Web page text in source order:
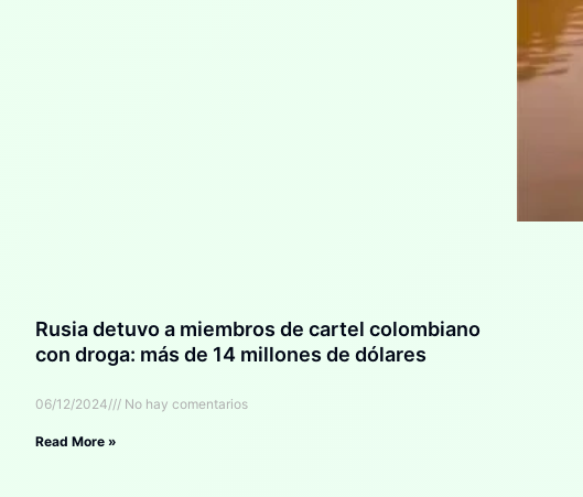
Rusia detuvo a miembros de cartel colombiano
con droga: más de 14 millones de dólares
06/12/2024 No hay comentarios
Read More »